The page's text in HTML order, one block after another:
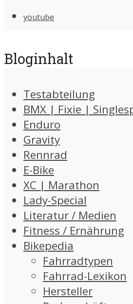
youtube
Bloginhalt
Testabteilung
BMX | Fixie |
Enduro
Gravity
Rennrad
E-Bike
XC | Marathon
Lady-Special
Literatur / Medien
Fitness / Ernährung
Bikepedia
Fahrradtypen
Fahrrad-Lexikon
Hersteller